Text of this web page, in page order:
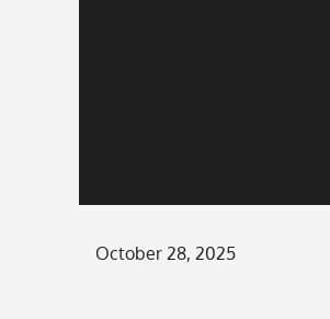
Posted
October 28, 2025